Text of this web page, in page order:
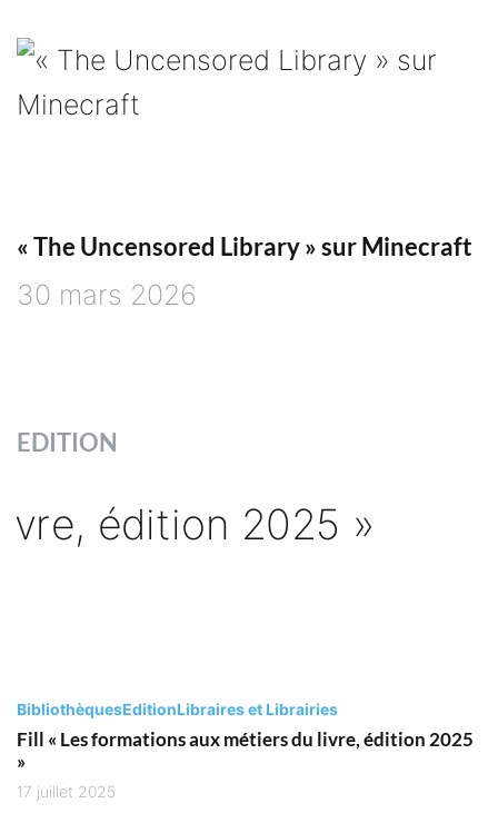
« The Uncensored Library » sur Minecraft
30 mars 2026
EDITION
BibliothèquesEditionLibraires et Librairies
Fill « Les formations aux métiers du livre, édition 2025
»
17 juillet 2025